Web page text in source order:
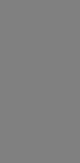
700 |
mm